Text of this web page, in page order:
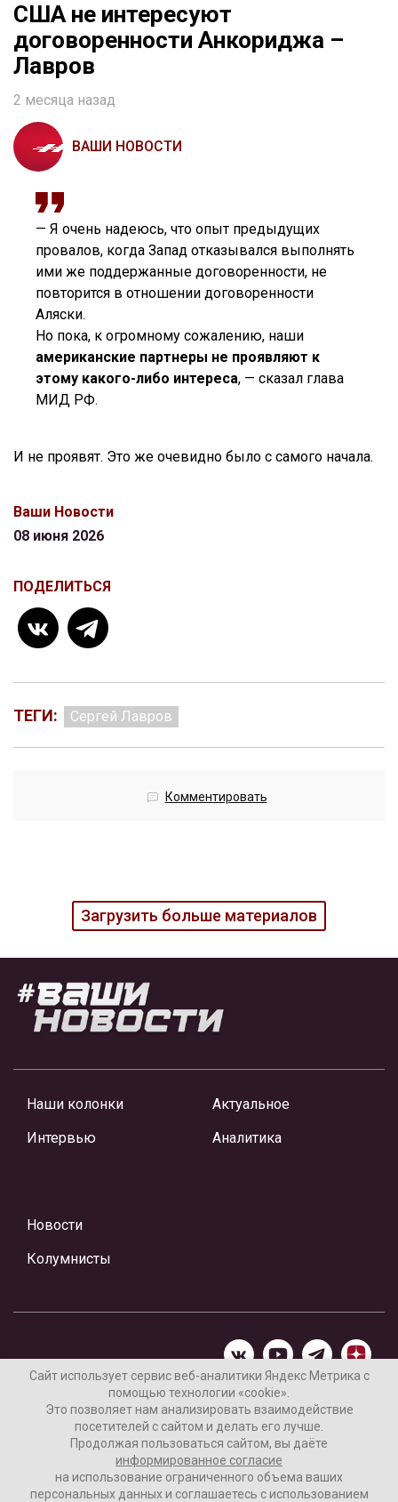
США не интересуют
договоренности Анкориджа –
Лавров
2 месяца назад
ВАШИ НОВОСТИ
— Я очень надеюсь, что опыт предыдущих
провалов, когда Запад отказывался выполнять
ими же поддержанные договоренности, не
повторится в отношении договоренности
Аляски.
Но пока, к огромному сожалению, наши
американские партнеры не проявляют к
этому какого-либо интереса, — сказал глава
МИД РФ.
И не проявят. Это же очевидно было с самого начала.
Ваши Новости
08 июня 2026
ПОДЕЛИТЬСЯ
ТЕГИ: Сергей Лавров
Комментировать
Загрузить больше материалов
Наши колонки
Интервью
Актуальное
Аналитика
Новости
Колумнисты
Материалы предоставлены редакцией Интернет-газеты
«Ваши новости»
Нашли ошибку? Выделите ее и нажмите Ctrl+Enter
Сайт использует сервис веб-аналитики Яндекс Метрика с
помощью технологии «cookie».
Это позволяет нам анализировать взаимодействие
посетителей с сайтом и делать его лучше.
Продолжая пользоваться сайтом, вы даёте
информированное согласие
на использование ограниченного объема ваших
персональных данных и соглашаетесь с использованием